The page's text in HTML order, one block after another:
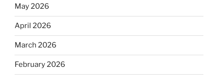
May 2026
April 2026
March 2026
February 2026